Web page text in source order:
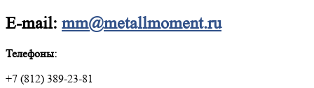
E-mail: mm@metallmoment.ru
Телефоны:
+7 (812) 389-23-81